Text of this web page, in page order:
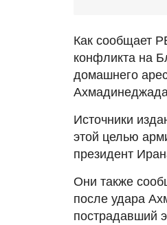
Как сообщает
конфликта на
домашнего
Источники
этой целью
президент
Они также
после удара
пострадавший